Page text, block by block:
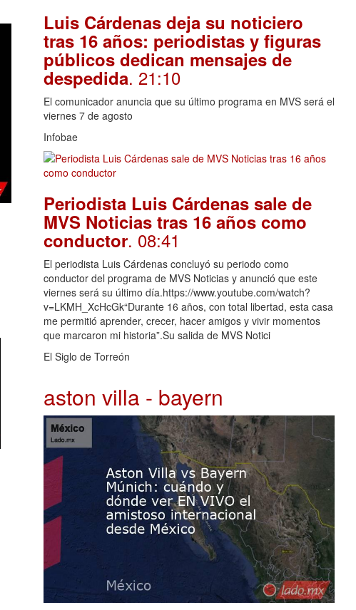
Luis Cárdenas deja su noticiero
tras 16 años: periodistas y figuras
públicos dedican mensajes de
despedida. 21:10
El comunicador anuncia que su último programa en MVS será el
viernes 7 de agosto
Infobae
Periodista Luis Cárdenas sale de
MVS Noticias tras 16 años como
conductor. 08:41
El periodista Luis Cárdenas concluyó su periodo como
conductor del programa de MVS Noticias y anunció que este
viernes será su último día.https://www.youtube.com/watch?
v=LKMH_XcHcGk“Durante 16 años, con total libertad, esta casa
me permitió aprender, crecer, hacer amigos y vivir momentos
que marcaron mi historia”.Su salida de MVS Notici
El Siglo de Torreón
aston villa - bayern